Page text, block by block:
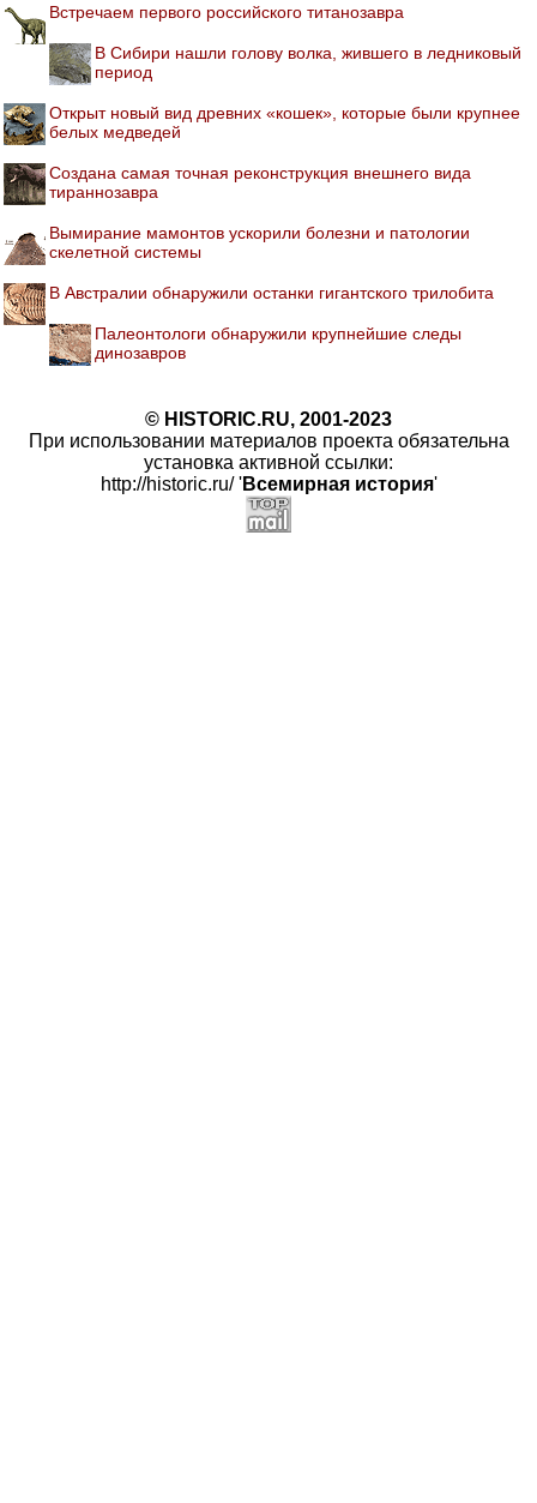
Встречаем первого российского титанозавра
В Сибири нашли голову волка, жившего в ледниковый
период
Открыт новый вид древних «кошек», которые были крупнее
белых медведей
Создана самая точная реконструкция внешнего вида
тираннозавра
Вымирание мамонтов ускорили болезни и патологии
скелетной системы
В Австралии обнаружили останки гигантского трилобита
Палеонтологи обнаружили крупнейшие следы
динозавров
© HISTORIC.RU, 2001-2023
При использовании материалов проекта обязательна
установка активной ссылки:
http://historic.ru/ 'Всемирная история'